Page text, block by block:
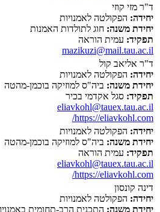
ד"ר מזי קוזי
יחידה: הפקולטה לאמנויות
יחידת משנה: חוג לתולדות האמנות
תפקיד: עמית הוראה
mazikuzi@mail.tau.ac.il
ד"ר אליאב קול
יחידה: הפקולטה לאמנויות
יחידת משנה: ביה"ס למוזיקה בוכמן-מהטה
תפקיד: סגל אקדמי בכיר
eliavkohl@tauex.tau.ac.il
https://eliavkohl.com/
יחידה: הפקולטה לאמנויות
יחידת משנה: ביה"ס למוזיקה בוכמן-מהטה
תפקיד: עמית הוראה
eliavkohl@tauex.tau.ac.il
https://eliavkohl.com/
דינה קונסון
יחידה: הפקולטה לאמנויות
יחידת משנה: התכנית הרב-תחומית